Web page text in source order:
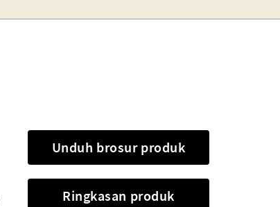
Unduh brosur produk
Ringkasan produk